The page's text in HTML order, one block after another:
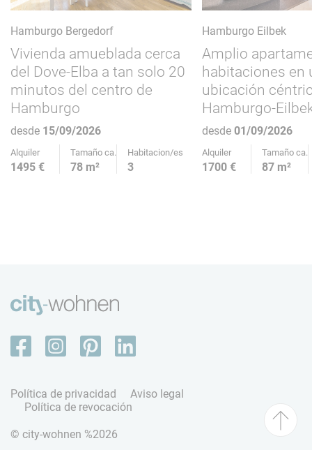
Hamburgo Bergedorf
Vivienda amueblada cerca
del Dove-Elba a tan solo 20
minutos del centro de
Hamburgo
desde 15/09/2026
Alquiler Tamaño ca. Habitacion/es
1495 € 78 m² 3
Hamburgo Eilbek
Amplio
habitaciones en
ubicación
Hamburgo-
desde 01/09/2026
Alquiler Tamaño ca.
1700 € 87 m²
Política de privacidad
Aviso legal
Política de revocación
© city-wohnen %2026